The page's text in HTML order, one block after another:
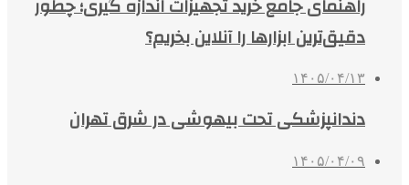
دقیق‌ترین ابزارها را آنلاین بخریم؟
۱۴۰۵/۰۴/۱۳
دندانپزشکی تحت بیهوشی در شرق تهران
۱۴۰۵/۰۴/۰۹